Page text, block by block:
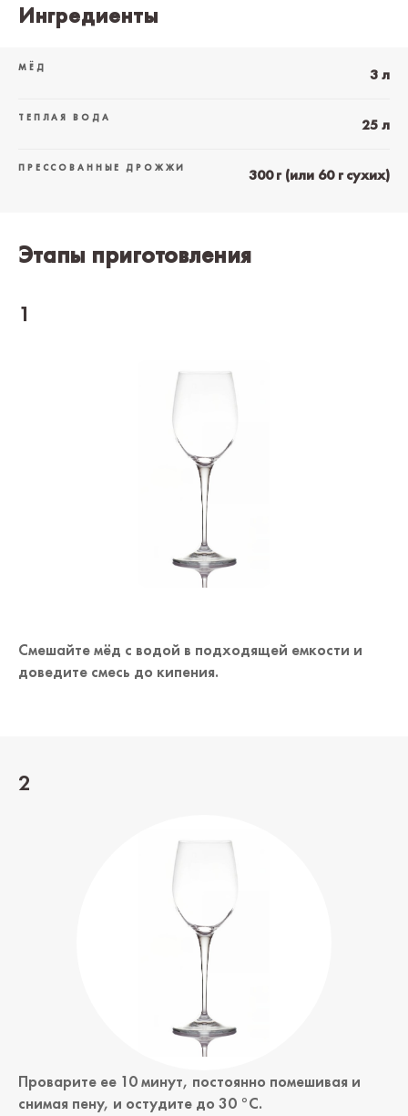
Ингредиенты
МЁД 3 л
ТЕПЛАЯ ВОДА 25 л
ПРЕССОВАННЫЕ ДРОЖЖИ 300 г (или 60 г сухих)
Этапы приготовления
1
Смешайте мёд с водой в подходящей емкости и
доведите смесь до кипения.
2
Проварите ее 10 минут, постоянно помешивая и
снимая пену, и остудите до 30 °C.